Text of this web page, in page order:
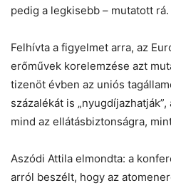
pedig a legkisebb – mutatott rá.
Felhívta a figyelmet arra, az
erőművek korelemzése azt
tizenöt évben az uniós
százalékát is
mind az ellátásbiztonságra,
Aszódi Attila elmondta: a
arról beszélt, hogy az